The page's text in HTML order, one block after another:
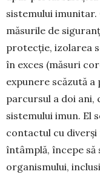
sistemului imunitar.
măsurile de
protecție, izolarea
în exces (mă­suri
expunere scăzută
parcur­sul a doi ani,
sistemului imun. El
contactul cu
întâmplă, începe să
organismului,